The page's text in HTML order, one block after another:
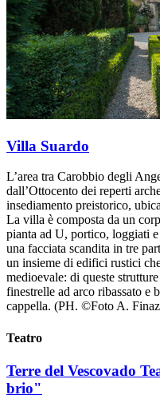
Villa Suardo
L’area tra Carobbio degli
dall’Ottocento dei reperti
insediamento preistorico,
La villa è composta da un
pianta ad U, portico, loggiati
una facciata scandita in tre
un insieme di edifici rustici
medioevale: di queste
finestrelle ad arco ribassato e
cappella. (PH. ©Foto A.
Teatro
Terre del Vescovado
brio"